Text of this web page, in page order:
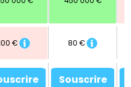
€ 80 €
Souscrire